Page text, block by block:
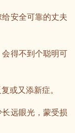
安全可靠的丈夫
得不到个聪明可
或又添新症。
远眼光，蒙受损